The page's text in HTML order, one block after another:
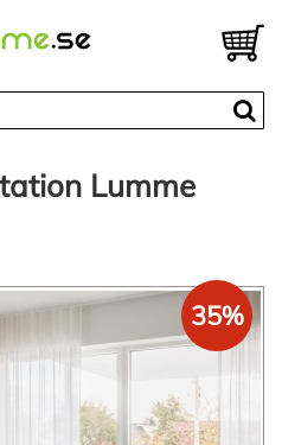
Lumme
35%